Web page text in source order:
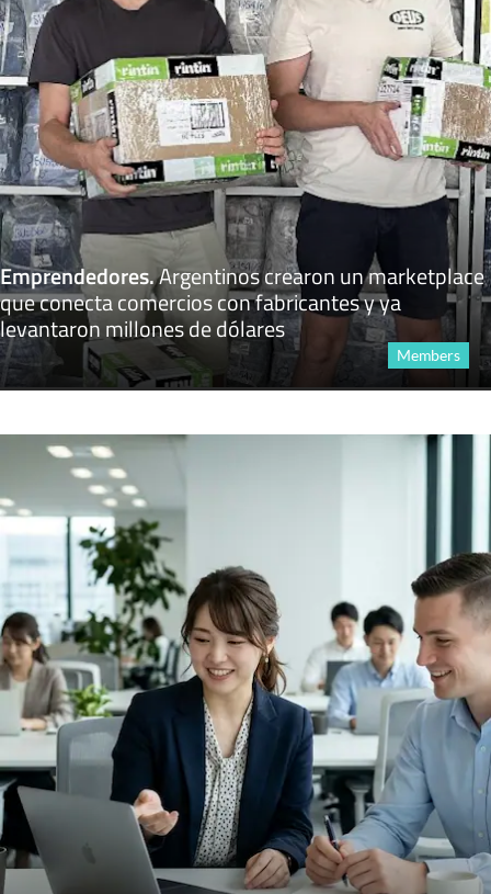
Emprendedores.Argentinos crearon un marketplace
que conecta comercios con fabricantes y ya
levantaron millones de dólares
Members